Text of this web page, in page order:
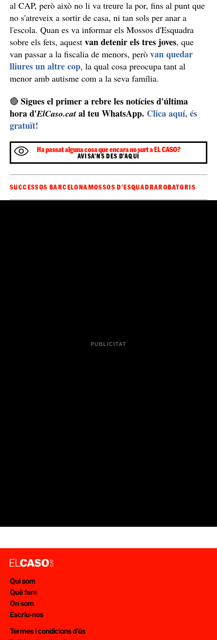
al CAP, però això no li va treure la por, fins al punt que
no s'atreveix a sortir de casa, ni tan sols per anar a
l'escola. Quan es va informar els Mossos d'Esquadra
sobre els fets, aquest van detenir els tres joves, que
van passar a la fiscalia de menors, però van quedar
lliures un altre cop, la qual cosa preocupa tant al
menor amb autisme com a la seva família.
🔴 Sigues el primer a rebre les notícies d'última
hora d'ElCaso.cat al teu WhatsApp. Clica aquí, és
gratuït!
Ha passat alguna cosa que encara no surt a EL CASO?
AVISA'NS DES D'AQUÍ
SUCCESSOS BARCELONAMOSSOS D'ESQUADRAROBATORIS
Qui som
Què fem
On som
Escriu-nos
Termes i condicions d’ús